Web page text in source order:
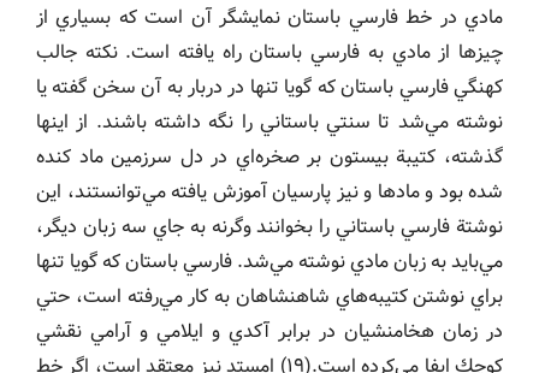
مادي در خط فارسي باستان نمايشگر آن است كه بسياري از
چيزها از مادي به فارسي باستان راه يافته است. نكته جالب
كهنگي فارسي باستان كه گويا تنها در دربار به آن سخن گفته يا
نوشته مي‌شد تا سنتي باستاني را نگه داشته باشند. از اينها
گذشته، كتيبة بيستون بر صخره‌اي در دل سرزمين ماد كنده
شده بود و مادها و نيز پارسيان آموزش يافته مي‌توانستند، اين
نوشتة فارسي باستاني را بخوانند وگرنه به جاي سه زبان ديگر،
مي‌بايد به زبان مادي نوشته مي‌شد. فارسي باستان كه گويا تنها
براي نوشتن كتيبه‌هاي شاهنشاهان به كار مي‌رفته است، حتي
در زمان هخامنشيان در برابر آكدي و ايلامي و آرامي نقشي
كوچك ايفا مي‌كرده است.(١٩) امستد نيز معتقد است، اگر خط